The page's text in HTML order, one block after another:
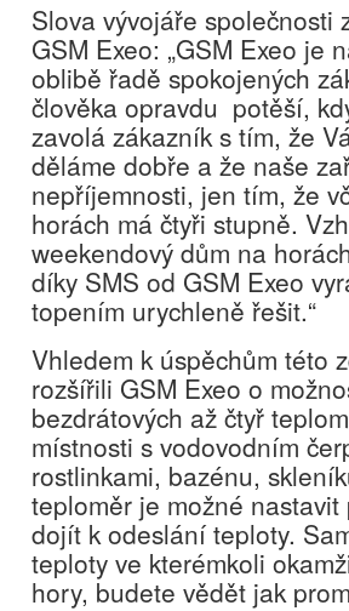
Slova vývojáře společnosti
GSM Exeo: „GSM Exeo je
oblibě řadě spokojených
člověka opravdu potěší,
zavolá zákazník s tím, že
děláme dobře a že naše
nepříjemnosti, jen tím, že
horách má čtyři stupně.
weekendový dům na
díky SMS od GSM Exeo
topením urychleně řešit.“
Vhledem k úspěchům této
rozšířili GSM Exeo o
bezdrátových až čtyř
místnosti s vodovodním
rostlinkami, bazénu,
teploměr je možné
dojít k odeslání teploty.
teploty ve kterémkoli
hory, budete vědět jak